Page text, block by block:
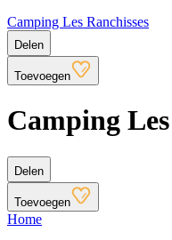
Camping Les Ranchisses
Delen
Toevoegen
Camping
Delen
Toevoegen
Home